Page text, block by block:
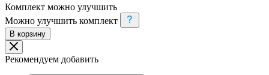
Комплект можно улучшить
Можно улучшить комплект
В корзину
Рекомендуем добавить